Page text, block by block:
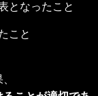
となったこと
こと